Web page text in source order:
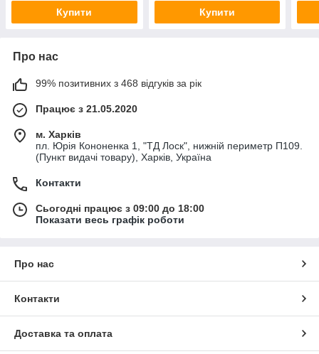
Купити Купити
Про нас
99% позитивних з 468 відгуків за рік
Працює з 21.05.2020
м. Харків
пл. Юрія Кононенка 1, "ТД Лоск", нижній периметр П109.
(Пункт видачі товару), Харків, Україна
Контакти
Сьогодні працює з 09:00 до 18:00
Показати весь графік роботи
Про нас
Контакти
Доставка та оплата